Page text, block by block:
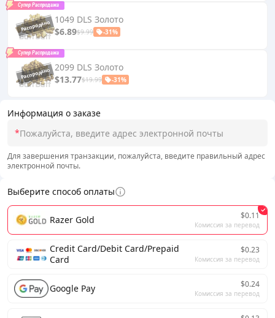
Информация о заказе
*
Для завершения транзакции, пожалуйста, введите правильный адрес
электронной почты.
Выберите способ оплаты
Razer Gold $0.11
Комиссия за перевод
Credit Card/Debit Card/Prepaid
Card
$0.23
Комиссия за перевод
Google Pay $0.24
Комиссия за перевод
1049 DLS Золото
$6.89$9.99 -31%
Супер Распродажа
2099 DLS Золото
$13.77$19.99 -31%
Супер Распродажа